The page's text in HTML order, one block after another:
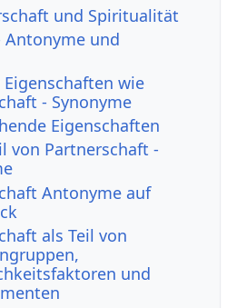
und Spiritualität
Antonyme und
wie
- Synonyme
Eigenschaften
von Partnerschaft -
Antonyme auf
als Teil von
und